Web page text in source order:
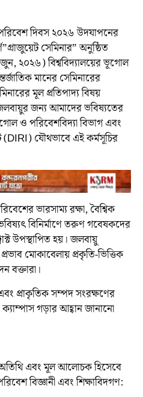
পরিবেশ দিবস ২০২৬ উদযাপনের
সেমিনার” অনুষ্ঠিত
২০২৬) বিশ্ববিদ্যালয়ের ভূগোল
মানের সেমিনারের
মূল প্রতিপাদ্য বিষয়
জন্য আমাদের ভবিষ্যতের
ও পরিবেশবিদ্যা বিভাগ এবং
(DIRI) যৌথভাবে এই কর্মসূচির
ভারসাম্য রক্ষা, বৈশ্বিক
বিনির্মাণে তরুণ গবেষকদের
উপস্থাপিত হয়। জলবায়ু
মোকাবেলায় প্রকৃতি-ভিত্তিক
বক্তারা।
প্রাকৃতিক সম্পদ সংরক্ষণের
গড়ার আহ্বান জানানো
অতিথি এবং মূল আলোচক হিসেবে
বিজ্ঞানী এবং শিক্ষাবিদগণ: